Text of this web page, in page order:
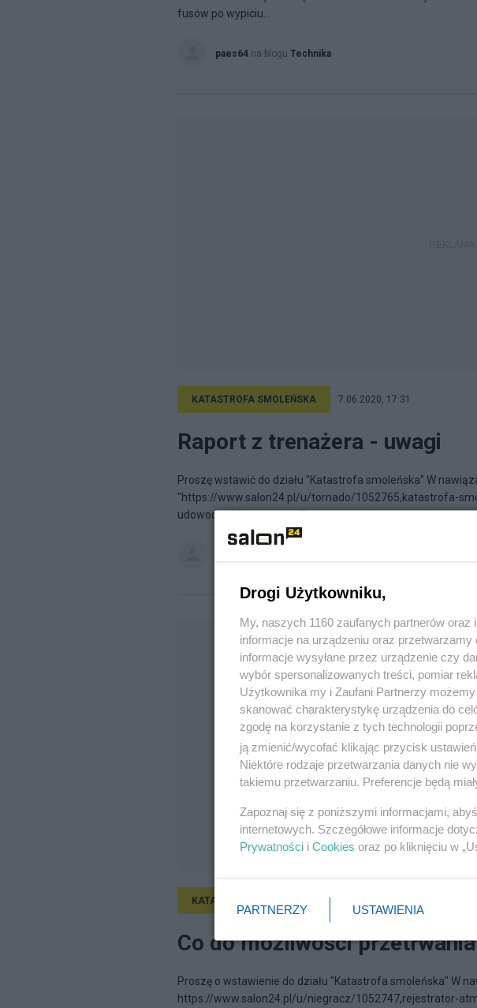
fusów po wypiciu...
paes64 na blogu Technika
KATASTROFA SMOLEŃSKA 7.06.2020, 17:31
Raport z trenażera - uwagi
Proszę wstawić do działu "Katastrofa smoleńska" W
"https://www.salon24.pl/u/tornado/1052765,katastrofa-
udowodnic" Nie wiem co Rosjanie chcieli udowodnić
KATASTROFA SMOLEŃSKA
Co do możliwości
Proszę o wstawienie do działu "Katastrofa smoleńska" W
https://www.salon24.pl/u/niegracz/1052747,rejestrator-
Drogi Użytkowniku,
My, naszych 1160 zaufanych partnerów
informacje na urządzeniu oraz
informacje wysyłane przez urządzenie czy
wybór spersonalizowanych treści, pomiar
Użytkownika my i Zaufani Partnerzy
skanować charakterystykę urządzenia do
zgodę na korzystanie z tych technologii
ją zmienić/wycofać klikając przycisk
Niektóre rodzaje przetwarzania danych nie
takiemu przetwarzaniu. Preferencje będą
Zapoznaj się z poniższymi informacjami,
internetowych. Szczegółowe informacje
Prywatności i Cookies oraz po kliknięciu w
PARTNERZY USTAWIENIA